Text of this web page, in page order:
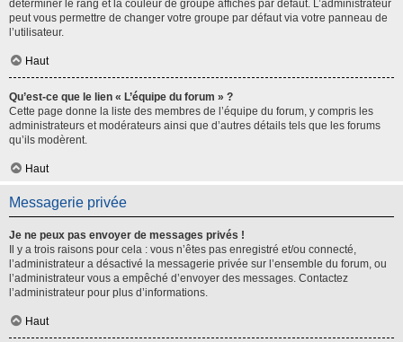
déterminer le rang et la couleur de groupe affichés par défaut. L’administrateur
peut vous permettre de changer votre groupe par défaut via votre panneau de
l’utilisateur.
Haut
Qu’est-ce que le lien « L’équipe du forum » ?
Cette page donne la liste des membres de l’équipe du forum, y compris les
administrateurs et modérateurs ainsi que d’autres détails tels que les forums
qu’ils modèrent.
Haut
Messagerie privée
Je ne peux pas envoyer de messages privés !
Il y a trois raisons pour cela : vous n’êtes pas enregistré et/ou connecté,
l’administrateur a désactivé la messagerie privée sur l’ensemble du forum, ou
l’administrateur vous a empêché d’envoyer des messages. Contactez
l’administrateur pour plus d’informations.
Haut